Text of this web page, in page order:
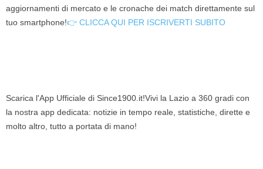
aggiornamenti di mercato e le cronache dei match direttamente sul
tuo smartphone!👉 CLICCA QUI PER ISCRIVERTI SUBITO
Scarica l'App Ufficiale di Since1900.it!Vivi la Lazio a 360 gradi con
la nostra app dedicata: notizie in tempo reale, statistiche, dirette e
molto altro, tutto a portata di mano!